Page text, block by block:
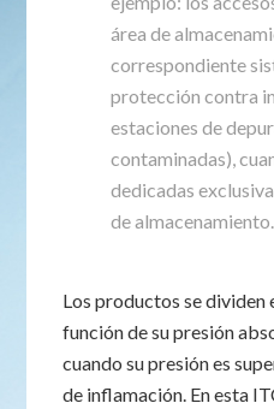
área de
correspondiente
protección contra
estaciones de
contaminadas),
dedicadas
de almacenamiento.
Los productos se dividen
función de su presión
cuando su presión es
de inflamación. En esta